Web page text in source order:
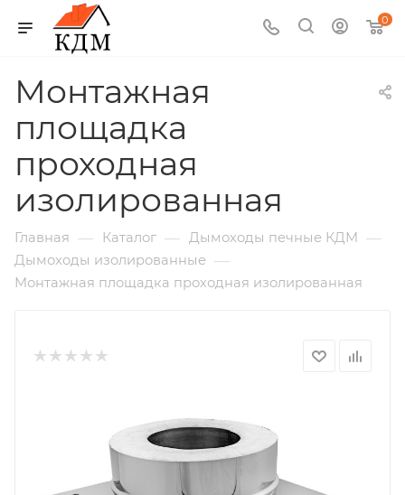
0
Монтажная
площадка
проходная
изолированная
Главная — Каталог — Дымоходы печные КДМ —
Дымоходы изолированные —
Монтажная площадка проходная изолированная